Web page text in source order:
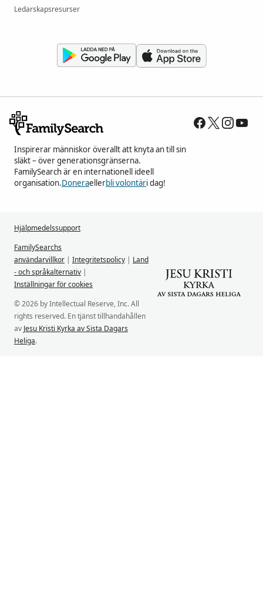
Ledarskapsresurser
Inspirerar människor överallt att knyta an till sin
släkt – över generationsgränserna.
FamilySearch är en internationell ideell
organisation.Doneraellerbli volontäri dag!
Hjälpmedelssupport
FamilySearchs
användarvillkor | Integritetspolicy | Land
- och språkalternativ |
Inställningar för cookies
© 2026 by Intellectual Reserve, Inc. All
rights reserved. En tjänst tillhandahållen
av Jesu Kristi Kyrka av Sista Dagars
Heliga.